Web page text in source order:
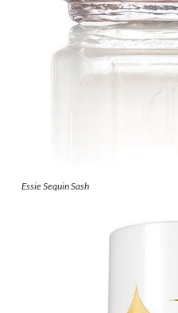
Essie Sequin Sash